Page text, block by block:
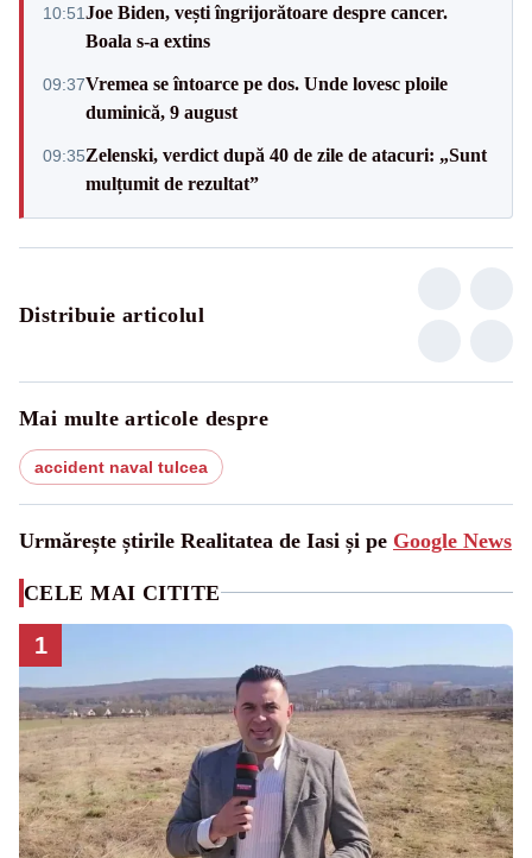
10:51Joe Biden, vești îngrijorătoare despre cancer.
Boala s-a extins
09:37Vremea se întoarce pe dos. Unde lovesc ploile
duminică, 9 august
09:35Zelenski, verdict după 40 de zile de atacuri: „Sunt
mulțumit de rezultat”
Distribuie articolul
Mai multe articole despre
accident naval tulcea
Urmărește știrile Realitatea de Iasi și pe Google News
CELE MAI CITITE
1